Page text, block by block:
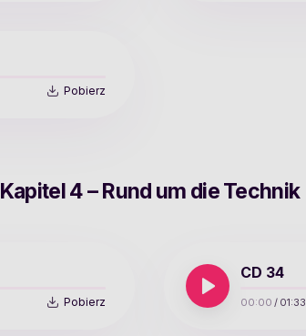
Pobierz
Kapitel 4 – Rund um die Technik
Pobierz
CD 34
00:00 / 01:33